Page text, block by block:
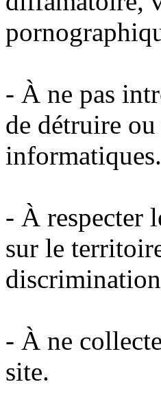
- À ne pas
de détruire
informatiques.
- À respecter
sur le
- À ne
site.